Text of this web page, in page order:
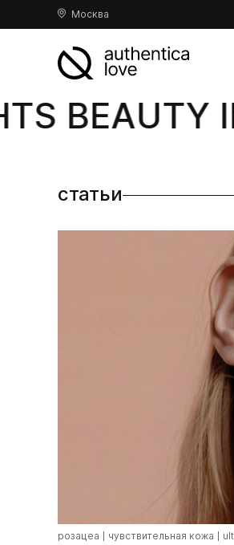
Москва
BEAUTY
статьи
розацеа чувствительная кожа